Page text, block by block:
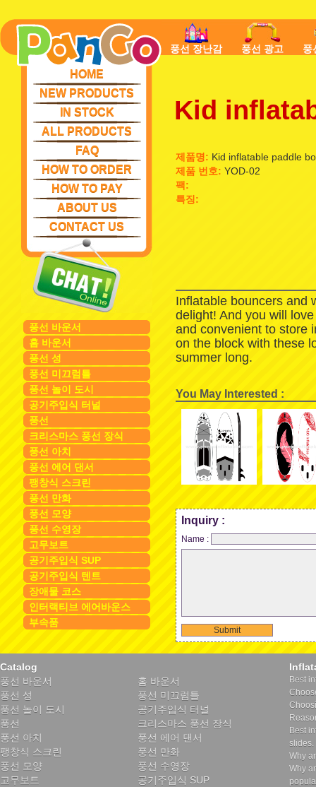
HOME
NEW PRODUCTS
IN STOCK
ALL PRODUCTS
FAQ
HOW TO ORDER
HOW TO PAY
ABOUT US
CONTACT US
풍선 바운서
홈 바운서
풍선 성
풍선 미끄럼틀
풍선 놀이 도시
공기주입식 터널
풍선
크리스마스 풍선 장식
풍선 아치
풍선 에어 댄서
팽창식 스크린
풍선 만화
풍선 모양
풍선 수영장
고무보트
공기주입식 SUP
공기주입식 텐트
장애물 코스
인터랙티브 에어바운스
부속품
풍선 장난감 풍선 광고 풍
Kid
제품명: Kid inflatable paddle
제품 번호: YOD-02
팩:
특징:
Inflatable bouncers and
delight! And you will
and convenient to store
on the block with these
summer long.
You May Interested :
Inquiry :
Name :
Submit
Catalog
풍선 바운서
홈 바운서
풍선 성
풍선 미끄럼틀
풍선 놀이 도시
공기주입식 터널
풍선
크리스마스 풍선 장식
풍선 아치
풍선 에어 댄서
팽창식 스크린
풍선 만화
풍선 모양
풍선 수영장
고무보트
공기주입식 SUP
Best
Best
slides.
Why
Why